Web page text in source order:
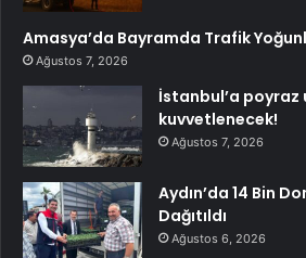
Amasya’da Bayramda Trafik
Ağustos 7, 2026
İstanbul’a poyraz
kuvvetlenecek!
Ağustos 7, 2026
Aydın’da 14 Bin
Dağıtıldı
Ağustos 6, 2026